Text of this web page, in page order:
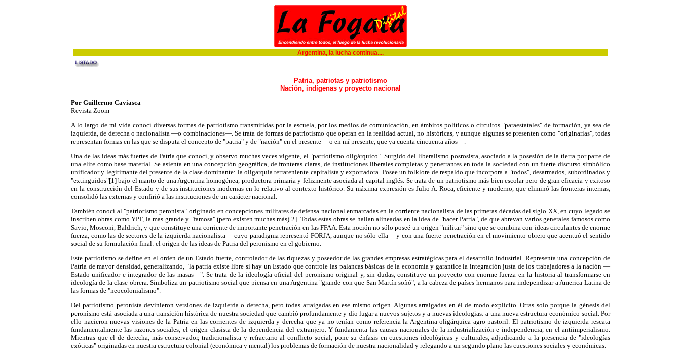
Argentina, la lucha continua....
Patria, patriotas y patriotismo
Nación, indígenas y proyecto nacional
Por Guillermo Caviasca
Revista Zoom
A lo largo de mi vida conocí diversas formas de patriotismo transmitidas por la escuela, por los medios de comunicación, en ámbitos políticos o circuitos "paraestatales" de formación, ya sea de
izquierda, de derecha o nacionalista —o combinaciones—. Se trata de formas de patriotismo que operan en la realidad actual, no históricas, y aunque algunas se presenten como "originarias", todas
representan formas en las que se disputa el concepto de "patria" y de "nación" en el presente —o en mí presente, que ya cuenta cincuenta años—.
Una de las ideas más fuertes de Patria que conocí, y observo muchas veces vigente, el "patriotismo oligárquico". Surgido del liberalismo posrosista, asociado a la posesión de la tierra por parte de
una elite como base material. Se asienta en una concepción geográfica, de fronteras claras, de instituciones liberales completas y penetrantes en toda la sociedad con un fuerte discurso simbólico
unificador y legitimante del presente de la clase dominante: la oligarquía terrateniente capitalista y exportadora. Posee un folklore de respaldo que incorpora a "todos", desarmados, subordinados y
"extinguidos"[1] bajo el manto de una Argentina homogénea, productora primaria y felizmente asociada al capital inglés. Se trata de un patriotismo más bien escolar pero de gran eficacia y exitoso
en la construcción del Estado y de sus instituciones modernas en lo relativo al contexto histórico. Su máxima expresión es Julio A. Roca, eficiente y moderno, que eliminó las fronteras internas,
consolidó las externas y confirió a las instituciones de un carácter nacional.
También conocí al "patriotismo peronista" originado en concepciones militares de defensa nacional enmarcadas en la corriente nacionalista de las primeras décadas del siglo XX, en cuyo legado se
inscriben obras como YPF, la mas grande y "famosa" (pero existen muchas más)[2]. Todas estas obras se hallan alineadas en la idea de "hacer Patria", de que abrevan varios generales famosos como
Savio, Mosconi, Baldrich, y que constituye una corriente de importante penetración en las FFAA. Esta noción no sólo poseé un origen "militar" sino que se combina con ideas circulantes de enorme
fuerza, como las de sectores de la izquierda nacionalista —cuyo paradigma representó FORJA, aunque no sólo ella— y con una fuerte penetración en el movimiento obrero que acentuó el sentido
social de su formulación final: el origen de las ideas de Patria del peronismo en el gobierno.
Este patriotismo se define en el orden de un Estado fuerte, controlador de las riquezas y poseedor de las grandes empresas estratégicas para el desarrollo industrial. Representa una concepción de
Patria de mayor densidad, generalizando, "la patria existe libre si hay un Estado que controle las palancas básicas de la economía y garantice la integración justa de los trabajadores a la nación —
Estado unificador e integrador de las masas—". Se trata de la ideología oficial del peronismo original y, sin dudas, constituye un proyecto con enorme fuerza en la historia al transformarse en
ideología de la clase obrera. Simboliza un patriotismo social que piensa en una Argentina "grande con que San Martín soñó", a la cabeza de países hermanos para independizar a America Latina de
las formas de "neocolonialismo".
Del patriotismo peronista devinieron versiones de izquierda o derecha, pero todas arraigadas en ese mismo origen. Algunas arraigadas en él de modo explícito. Otras solo porque la génesis del
peronismo está asociada a una transición histórica de nuestra sociedad que cambió profundamente y dio lugar a nuevos sujetos y a nuevas ideologías: a una nueva estructura económico-social. Por
ello nacieron nuevas visiones de la Patria en las corrientes de izquierda y derecha que ya no tenían como referencia la Argentina oligárquica agro-pastoril. El patriotismo de izquierda rescata
fundamentalmente las razones sociales, el origen clasista de la dependencia del extranjero. Y fundamenta las causas nacionales de la industrialización e independencia, en el antiimperialismo.
Mientras que el de derecha, más conservador, tradicionalista y refractario al conflicto social, pone su énfasis en cuestiones ideológicas y culturales, adjudicando a la presencia de "ideologías
exóticas" originadas en nuestra estructura colonial (económica y mental) los problemas de formación de nuestra nacionalidad y relegando a un segundo plano las cuestiones sociales y económicas.